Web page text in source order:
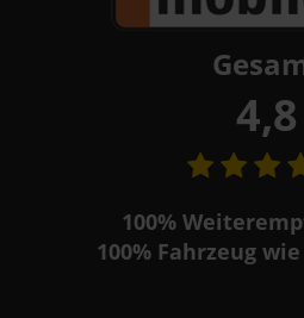
4,8
100%
100%Fahrzeug